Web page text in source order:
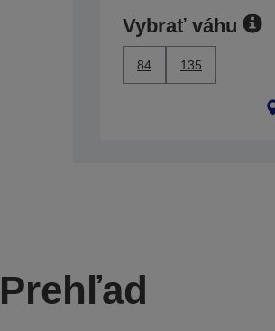
Vybrať váhu
84 135
Prehľad